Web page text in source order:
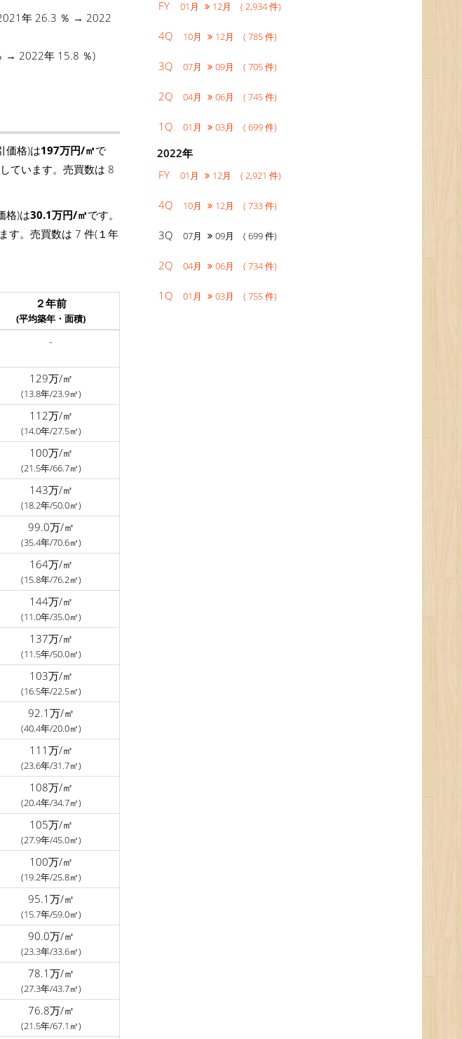
年 26.3 ％ → 2022
→ 2022年 15.8 ％)
価格)は197万円/㎡で
ています。売買数は 8
格)は30.1万円/㎡です。
す。売買数は 7 件(１年
２年前
(平均築年・面積)
-
129万/㎡
(13.8年/23.9㎡)
112万/㎡
(14.0年/27.5㎡)
100万/㎡
(21.5年/66.7㎡)
143万/㎡
(18.2年/50.0㎡)
99.0万/㎡
(35.4年/70.6㎡)
164万/㎡
(15.8年/76.2㎡)
144万/㎡
(11.0年/35.0㎡)
137万/㎡
(11.5年/50.0㎡)
103万/㎡
(16.5年/22.5㎡)
92.1万/㎡
(40.4年/20.0㎡)
111万/㎡
(23.6年/31.7㎡)
108万/㎡
(20.4年/34.7㎡)
105万/㎡
(27.9年/45.0㎡)
100万/㎡
(19.2年/25.8㎡)
95.1万/㎡
(15.7年/59.0㎡)
90.0万/㎡
(23.3年/33.6㎡)
78.1万/㎡
(27.3年/43.7㎡)
76.8万/㎡
(21.5年/67.1㎡)
FY 01月 12月 ( 2,934 件)
4Q 10月 12月 ( 785 件)
3Q 07月 09月 ( 705 件)
2Q 04月 06月 ( 745 件)
1Q 01月 03月 ( 699 件)
2022年
FY 01月 12月 ( 2,921 件)
4Q 10月 12月 ( 733 件)
3Q 07月 09月 ( 699 件)
2Q 04月 06月 ( 734 件)
1Q 01月 03月 ( 755 件)